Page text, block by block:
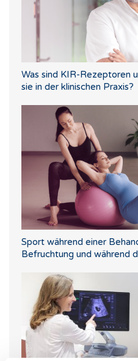
Was sind KIR-Rezeptoren
sie in der klinischen Praxis?
Sport während einer
Befruchtung und während